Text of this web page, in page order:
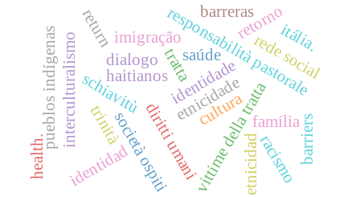
tratta
vittime della tratta
diritti umani
schiavitù responsabilità pastorale
identidade
cultura
etnicidade
imigração
família
rede social
interculturalismo
società ospiti etnicidad
pueblos indígenas
identidad
haitianos
racismo
dialogo
trinità
retorno
saúde
return
health.
itália.
barreras
barriers